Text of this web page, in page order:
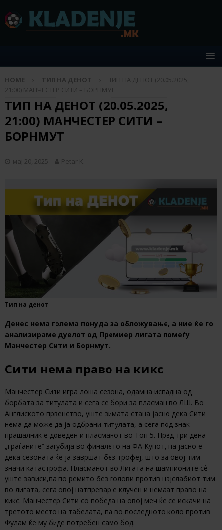
HOME ТИП НА ДЕНОТ
ТИП НА ДЕНОТ (20.05.2025,
21:00) МАНЧЕСТЕР СИТИ – БОРНМУТ
ТИП НА ДЕНОТ (20.05.2025,
21:00) МАНЧЕСТЕР СИТИ –
БОРНМУТ
мај 20, 2025 Petar K.
Тип на денот
Денес нема голема понуда за обложување, а ние ќе го
анализираме дуелот од Премиер лигата помеѓу
Манчестер Сити и Борнмут.
Сити нема право на кикс
Манчестер Сити игра лоша сезона, одамна испадна од
борбата за титулата и сега се бори за пласман во ЛШ. Во
Англиското првенство, уште зимата стана јасно дека Сити
нема да може да ја одбрани титулата, а сега под знак
прашалник е доведен и пласманот во Топ 5. Пред три дена
„граѓаните“ загубија во финалето на ФА Купот, па јасно е
дека сезоната ќе ја завршат без трофеј, што за овој тим
значи катастрофа. Пласманот во Лигата на шампионите сè
уште зависи,па по ремито без голови против најслабиот тим
во лигата, сега овој натпревар е клучен и немаат право на
кикс. Манчестер Сити со победа на овој меч ќе се искачи на
третото место на табелата, па во последното коло против
Фулам ќе му биде потребен само бод.